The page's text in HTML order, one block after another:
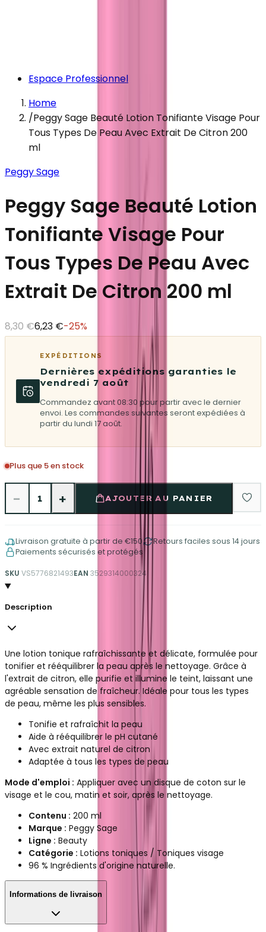
Espace Professionnel
Home
/Peggy Sage Beauté Lotion Tonifiante Visage Pour
Tous Types De Peau Avec Extrait De Citron 200
ml
Peggy Sage
Peggy Sage Beauté Lotion
Tonifiante Visage Pour
Tous Types De Peau Avec
Extrait De Citron 200 ml
8,30 €6,23 €-25%
EXPÉDITIONS
Dernières expéditions garanties le
vendredi 7 août
Commandez avant 08:30 pour partir avec le dernier
envoi. Les commandes suivantes seront expédiées à
partir du lundi 17 août.
Plus que 5 en stock
− 1 + AJOUTER AU PANIER
Livraison gratuite à partir de €150
Retours faciles sous 14 jours
Paiements sécurisés et protégés
SKU VS5776821493EAN 3529314000324
Description
Une lotion tonique rafraîchissante et délicate, formulée pour
tonifier et rééquilibrer la peau après le nettoyage. Grâce à
l'extrait de citron, elle purifie et illumine le teint, laissant une
agréable sensation de fraîcheur. Idéale pour tous les types
de peau, même les plus sensibles.
Tonifie et rafraîchit la peau
Aide à rééquilibrer le pH cutané
Avec extrait naturel de citron
Adaptée à tous les types de peau
Mode d'emploi : Appliquer avec un disque de coton sur le
visage et le cou, matin et soir, après le nettoyage.
Contenu : 200 ml
Marque : Peggy Sage
Ligne : Beauty
Catégorie : Lotions toniques / Toniques visage
96 % Ingrédients d'origine naturelle.
Informations de livraison